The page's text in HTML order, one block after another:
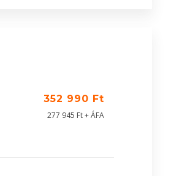
352 990 Ft
277 945 Ft + ÁFA